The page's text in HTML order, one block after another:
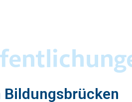
Bildungsbrücken